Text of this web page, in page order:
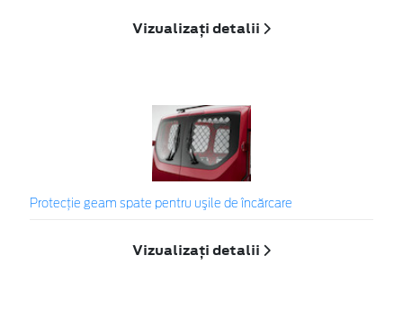
Vizualizați detalii
Protecţie geam spate pentru uşile de încărcare
Vizualizați detalii